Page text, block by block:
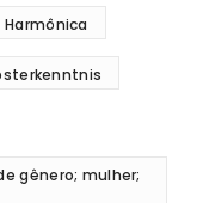
gênero; mulher;